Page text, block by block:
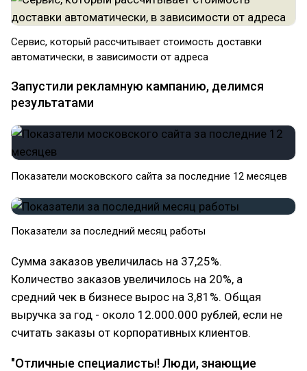
Сервис, который рассчитывает стоимость доставки
автоматически, в зависимости от адреса
Запустили рекламную кампанию, делимся
результатами
Показатели московского сайта за последние 12 месяцев
Показатели за последний месяц работы
Сумма заказов увеличилась на 37,25%.
Количество заказов увеличилось на 20%, а
средний чек в бизнесе вырос на 3,81%. Общая
выручка за год - около 12.000.000 рублей, если не
считать заказы от корпоративных клиентов.
"Отличные специалисты! Люди, знающие